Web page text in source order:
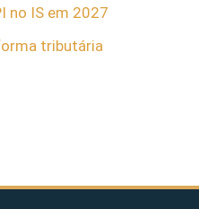
no IS em 2027
tributária